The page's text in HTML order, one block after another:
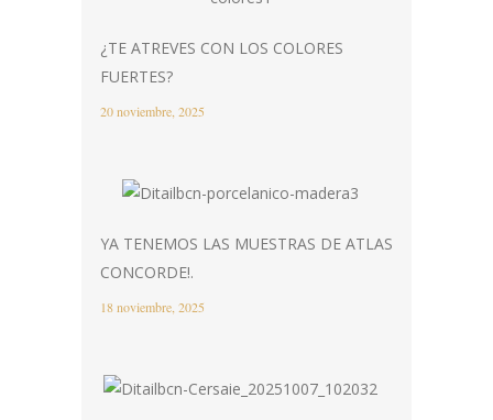
¿TE ATREVES CON LOS COLORES
FUERTES?
20 noviembre, 2025
YA TENEMOS LAS MUESTRAS DE ATLAS
CONCORDE!.
18 noviembre, 2025